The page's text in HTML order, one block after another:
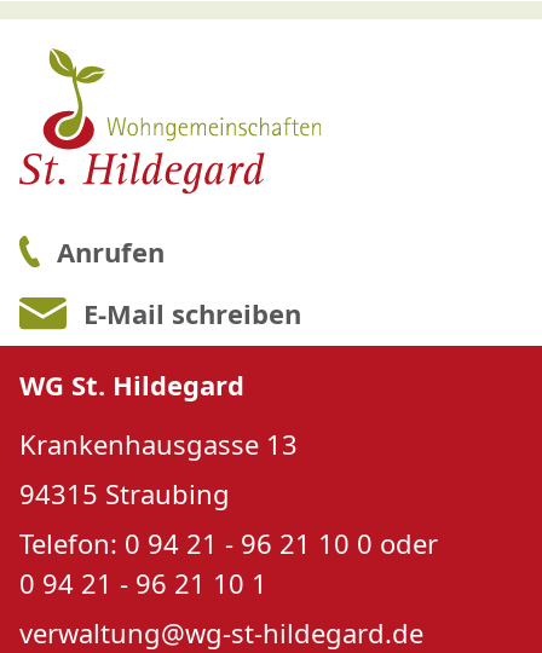
Anrufen
E-Mail schreiben
WG St. Hildegard
Krankenhausgasse 13
94315 Straubing
Telefon: 0 94 21 - 96 21 10 0 oder
0 94 21 - 96 21 10 1
verwaltung@wg-st-hildegard.de